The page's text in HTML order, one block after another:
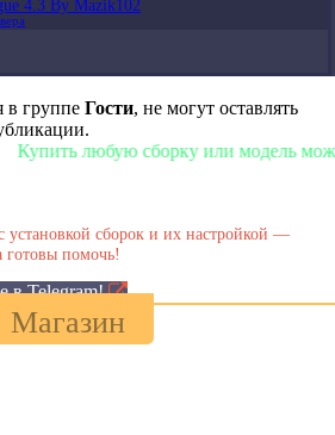
4.3 By Mazik102
в группе Гости, не могут оставлять
любую сборку или модель можно у
установкой сборок и их настройкой —
готовы помочь!
в Telegram!
Магазин